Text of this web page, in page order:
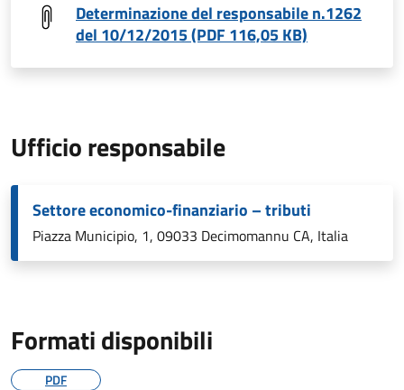
Determinazione del responsabile n.1262
del 10/12/2015 (PDF 116,05 KB)
Ufficio responsabile
Settore economico-finanziario – tributi
Piazza Municipio, 1, 09033 Decimomannu CA, Italia
Formati disponibili
PDF